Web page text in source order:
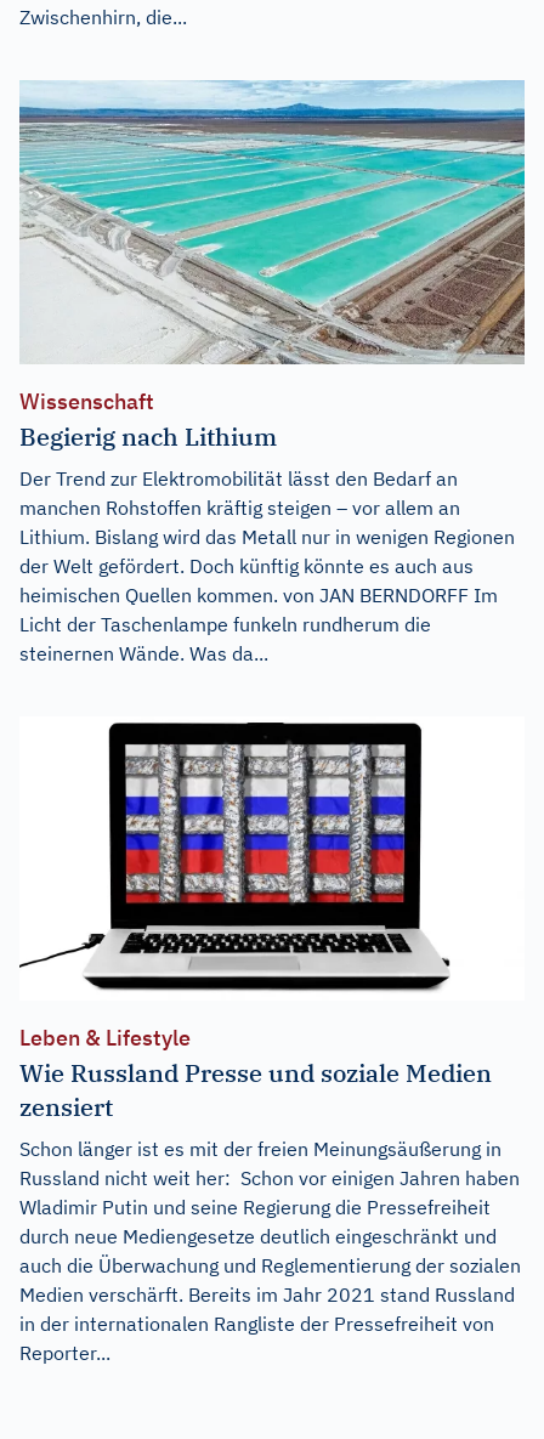
Zwischenhirn, die...
Wissenschaft
Begierig nach Lithium
Der Trend zur Elektromobilität lässt den Bedarf an
manchen Rohstoffen kräftig steigen – vor allem an
Lithium. Bislang wird das Metall nur in wenigen Regionen
der Welt gefördert. Doch künftig könnte es auch aus
heimischen Quellen kommen. von JAN BERNDORFF Im
Licht der Taschenlampe funkeln rundherum die
steinernen Wände. Was da...
Leben & Lifestyle
Wie Russland Presse und soziale Medien
zensiert
Schon länger ist es mit der freien Meinungsäußerung in
Russland nicht weit her: Schon vor einigen Jahren haben
Wladimir Putin und seine Regierung die Pressefreiheit
durch neue Mediengesetze deutlich eingeschränkt und
auch die Überwachung und Reglementierung der sozialen
Medien verschärft. Bereits im Jahr 2021 stand Russland
in der internationalen Rangliste der Pressefreiheit von
Reporter...